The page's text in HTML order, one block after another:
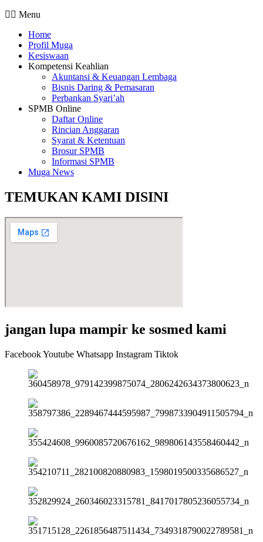
Menu
Home
Profil Muga
Kesiswaan
Kompetensi Keahlian
Akuntansi & Keuangan Lembaga
Bisnis Daring & Pemasaran
Perbankan Syari’ah
SPMB Online
Daftar Online
Rincian Anggaran
Syarat & Ketentuan
Brosur SPMB
Informasi SPMB
Muga News
TEMUKAN KAMI DISINI
jangan lupa mampir ke sosmed kami
FacebookYoutube Whatsapp Instagram Tiktok